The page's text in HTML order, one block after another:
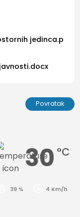
jedinca.p
Povratak
30 °C
39 % 4 Km/h